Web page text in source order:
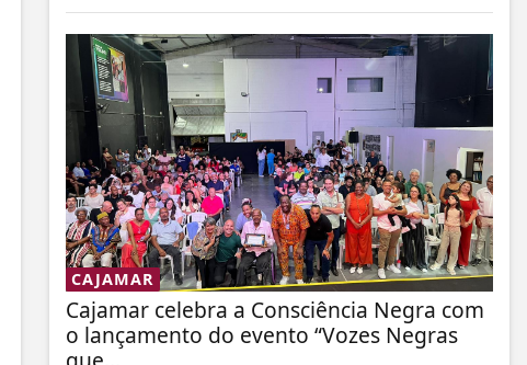
CAJAMAR
Cajamar celebra a Consciência Negra com
o lançamento do evento “Vozes Negras